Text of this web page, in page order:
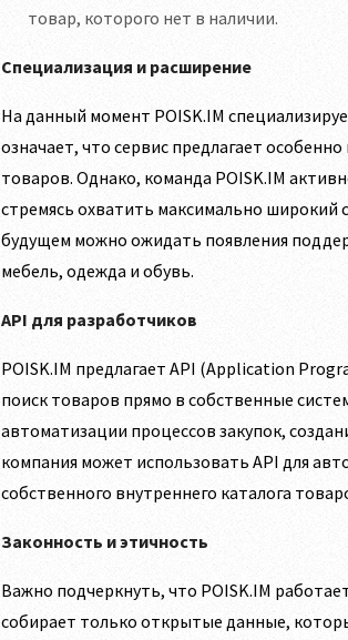
товар, которого нет в наличии.
Специализация и расширение
На данный момент POISK.IM
означает, что сервис предлагает
товаров. Однако, команда POISK.IM
стремясь охватить максимально широкий
будущем можно ожидать появления
мебель, одежда и обувь.
API для разработчиков
POISK.IM предлагает API (Application
поиск товаров прямо в собственные
автоматизации процессов закупок,
компания может использовать API для
собственного внутреннего каталога
Законность и этичность
Важно подчеркнуть, что POISK.IM
собирает только открытые данные,